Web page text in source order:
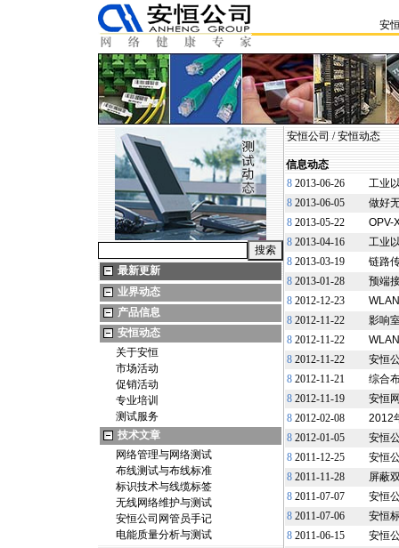
安
最新更新
业界动态
产品信息
安恒动态
关于安恒
市场活动
促销活动
专业培训
测试服务
技术文章
网络管理与网络测试
布线测试与布线标准
标识技术与线缆标签
无线网络维护与测试
安恒公司网管员手记
电能质量分析与测试
安恒公司 /安恒动态
信息动态
8 2013-06-26
工业
8 2013-06-05
做好
8 2013-05-22
OPV-
8 2013-04-16
工业
8 2013-03-19
链路
8 2013-01-28
预端
8 2012-12-23
8 2012-11-22
影响
8 2012-11-22
8 2012-11-22
安恒
8 2012-11-21
综合
8 2012-11-19
安恒
8 2012-02-08
2012
8 2012-01-05
安恒
8 2011-12-25
安恒
8 2011-11-28
屏蔽
8 2011-07-07
安恒
8 2011-07-06
安恒
8 2011-06-15
安恒